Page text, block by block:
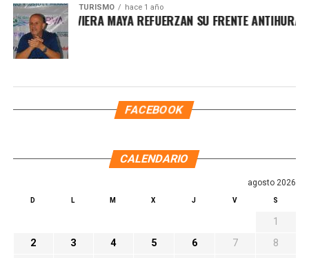
TURISMO hace 1 año
DE LA RIVIERA MAYA REFUERZAN SU FRENTE
FACEBOOK
CALENDARIO
agosto 2026
D L M X J V S
1
2
3 4 5 6 7
8